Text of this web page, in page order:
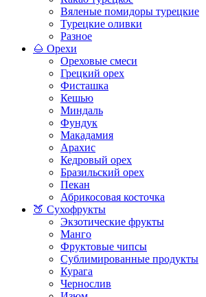
Вяленые помидоры турецкие
Турецкие оливки
Разное
🌰 Орехи
Ореховые смеси
Грецкий орех
Фисташка
Кешью
Миндаль
Фундук
Макадамия
Арахис
Кедровый орех
Бразильский орех
Пекан
Абрикосовая косточка
🍑 Сухофрукты
Экзотические фрукты
Манго
Фруктовые чипсы
Сублимированные продукты
Курага
Чернослив